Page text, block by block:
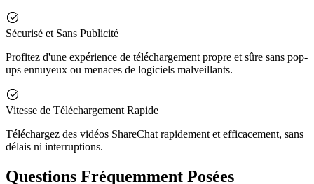
Sécurisé et Sans Publicité
Profitez d'une expérience de téléchargement propre et sûre sans pop-
ups ennuyeux ou menaces de logiciels malveillants.
Vitesse de Téléchargement Rapide
Téléchargez des vidéos ShareChat rapidement et efficacement, sans
délais ni interruptions.
Questions Fréquemment Posées